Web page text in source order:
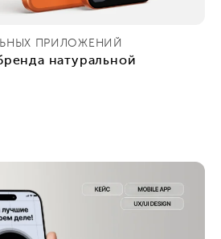
ПРИЛОЖЕНИЙ
натуральной